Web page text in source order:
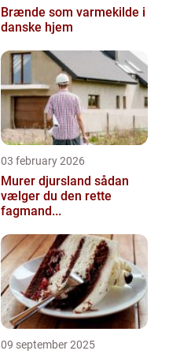
Brænde som varmekilde i
danske hjem
03 february 2026
Murer djursland sådan
vælger du den rette
fagmand...
09 september 2025